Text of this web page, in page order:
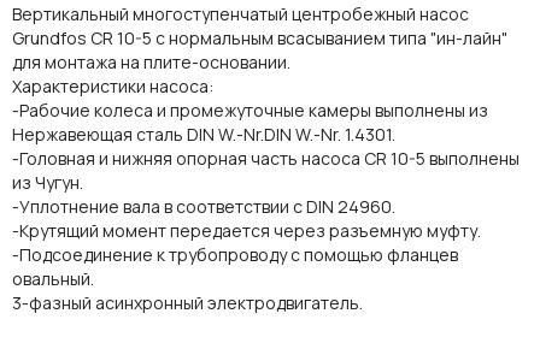
Вертикальный многоступенчатый центробежный насос
Grundfos CR 10-5 с нормальным всасыванием типа "ин-лайн"
для монтажа на плите-основании.
Характеристики насоса:
-Рабочие колеса и промежуточные камеры выполнены из
Нержавеющая сталь DIN W.-Nr.DIN W.-Nr. 1.4301.
-Головная и нижняя опорная часть насоса CR 10-5 выполнены
из Чугун.
-Уплотнение вала в соответствии с DIN 24960.
-Крутящий момент передается через разъемную муфту.
-Подсоединение к трубопроводу с помощью фланцев
овальный.
3-фазный асинхронный электродвигатель.